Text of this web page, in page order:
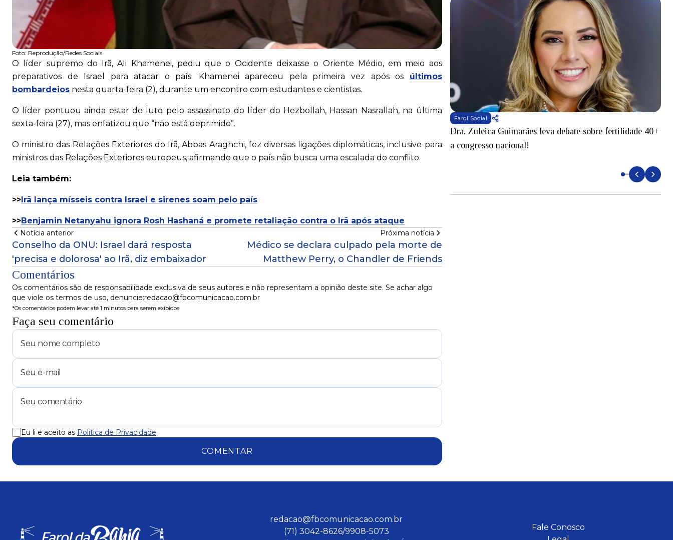
Foto: Reprodução/Redes Sociais
O líder supremo do Irã, Ali Khamenei, pediu que o Ocidente deixasse o Oriente Médio, em meio aos
preparativos de Israel para atacar o país. Khamenei apareceu pela primeira vez após os últimos
bombardeios nesta quarta-feira (2), durante um encontro com estudantes e cientistas.
O líder pontuou ainda estar de luto pelo assassinato do líder do Hezbollah, Hassan Nasrallah, na última
sexta-feira (27), mas enfatizou que “não está deprimido”.
O ministro das Relações Exteriores do Irã, Abbas Araghchi, fez diversas ligações diplomáticas, inclusive para
ministros das Relações Exteriores europeus, afirmando que o país não busca uma escalada do conflito.
Leia também:
>>Irã lança mísseis contra Israel e sirenes soam pelo país
>>Benjamin Netanyahu ignora Rosh Hashaná e promete retaliação contra o Irã após ataque
Notícia anterior
Conselho da ONU: Israel dará resposta
'precisa e dolorosa' ao Irã, diz embaixador
Próxima notícia
Médico se declara culpado pela morte de
Matthew Perry, o Chandler de Friends
Comentários
Os comentários são de responsabilidade exclusiva de seus autores e não representam a opinião deste site. Se achar algo
que viole os termos de uso, denuncie:redacao@fbcomunicacao.com.br
*Os comentários podem levar até 1 minutos para serem exibidos
Faça seu comentário
Eu li e aceito as Política de Privacidade.
COMENTAR
Farol Social
Dra. Zuleica Guimarães leva debate sobre fertilidade 40+
a congresso nacional!
redacao@fbcomunicacao.com.br
(71) 3042-8626/9908-5073
Fale Conosco